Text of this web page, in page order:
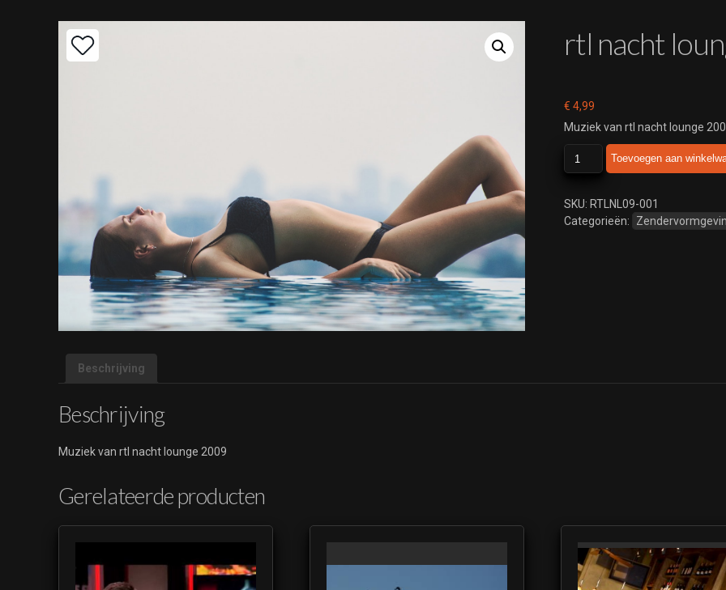
rtl nacht
€ 4,99
Muziek van rtl nacht lounge
nacht
2009
aantal
Toevoegen aan
SKU: RTLNL09-001
Categorieën:
Beschrijving
Beschrijving
Muziek van rtl nacht lounge 2009
Gerelateerde producten